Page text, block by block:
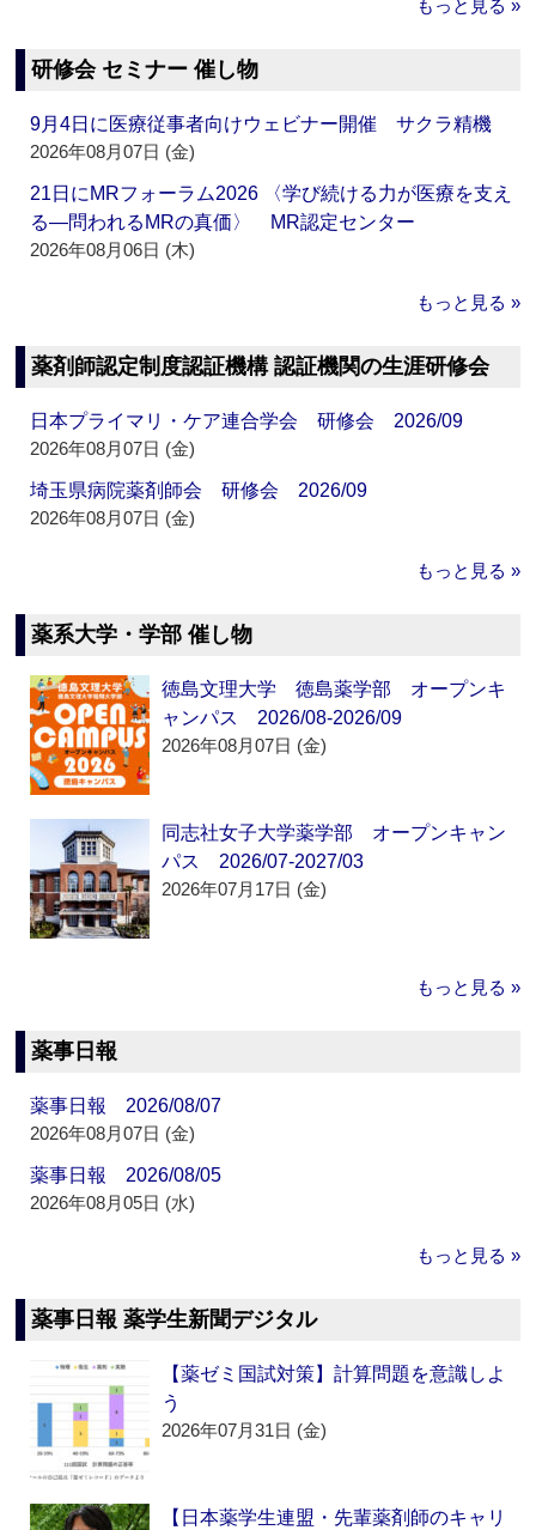
もっと見る »
研修会 セミナー 催し物
9月4日に医療従事者向けウェビナー開催 サクラ精機
2026年08月07日 (金)
21日にMRフォーラム2026 〈学び続ける力が医療を支え
る―問われるMRの真価〉 MR認定センター
2026年08月06日 (木)
もっと見る »
薬剤師認定制度認証機構 認証機関の生涯研修会
日本プライマリ・ケア連合学会 研修会 2026/09
2026年08月07日 (金)
埼玉県病院薬剤師会 研修会 2026/09
2026年08月07日 (金)
もっと見る »
薬系大学・学部 催し物
徳島文理大学 徳島薬学部 オープンキ
ャンパス 2026/08-2026/09
2026年08月07日 (金)
同志社女子大学薬学部 オープンキャン
パス 2026/07-2027/03
2026年07月17日 (金)
もっと見る »
薬事日報
薬事日報 2026/08/07
2026年08月07日 (金)
薬事日報 2026/08/05
2026年08月05日 (水)
もっと見る »
薬事日報 薬学生新聞デジタル
【薬ゼミ国試対策】計算問題を意識しよ
う
2026年07月31日 (金)
【日本薬学生連盟・先輩薬剤師のキャリ